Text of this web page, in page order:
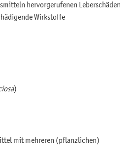
hervorgerufenen Leberschäden
Wirkstoffe
)
mit mehreren (pflanzlichen)